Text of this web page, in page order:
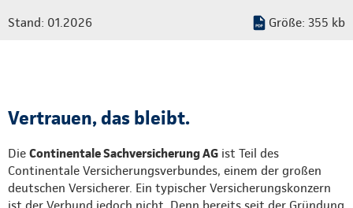
Stand: 01.2026 Größe: 355 kb
Vertrauen, das bleibt.
Die Continentale Sachversicherung AG ist Teil des
Continentale Versicherungsverbundes, einem der großen
deutschen Versicherer. Ein typischer Versicherungskonzern
ist der Verbund jedoch nicht. Denn bereits seit der Gründung